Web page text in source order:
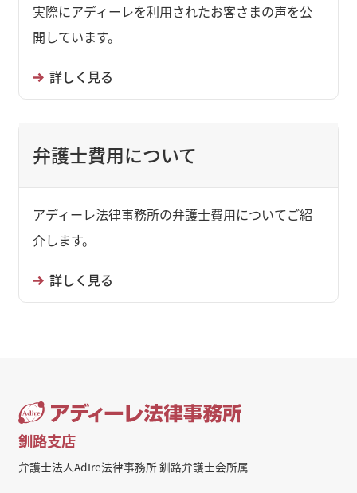
実際にアディーレを利用されたお客さまの声を公
開しています。
詳しく見る
弁護士費用について
アディーレ法律事務所の弁護士費用についてご紹
介します。
詳しく見る
釧路支店
弁護士法人AdIre法律事務所 釧路弁護士会所属